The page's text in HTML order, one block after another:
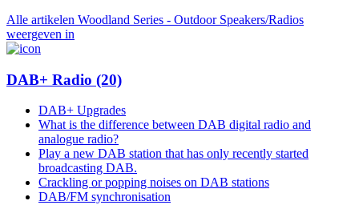
Alle artikelen Woodland Series - Outdoor Speakers/Radios
weergeven in
DAB+ Radio (20)
DAB+ Upgrades
What is the difference between DAB digital radio and
analogue radio?
Play a new DAB station that has only recently started
broadcasting DAB.
Crackling or popping noises on DAB stations
DAB/FM synchronisation